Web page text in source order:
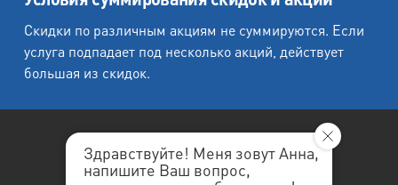
Здравствуйте! Меня зовут Анна,
напишите Ваш вопрос,
Скидки по различным акциям не суммируются. Если
услуга подпадает под несколько акций, действует
большая из скидок.
«Любеция - студия печати на холсте».